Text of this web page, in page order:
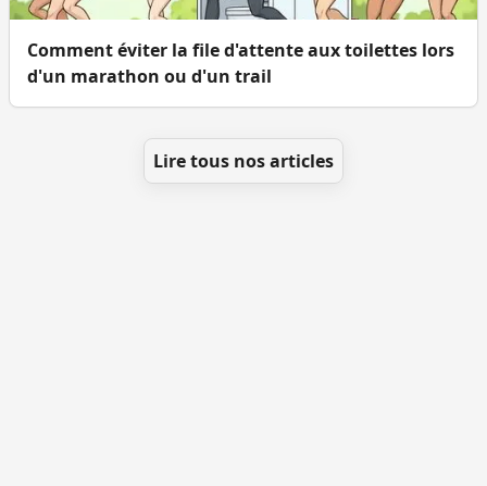
Comment éviter la file d'attente aux toilettes lors
d'un marathon ou d'un trail
Lire tous nos articles